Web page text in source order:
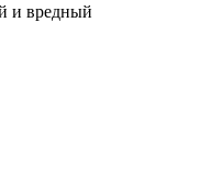
и вредный